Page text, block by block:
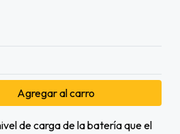
Agregaral carro
de carga de la batería que el